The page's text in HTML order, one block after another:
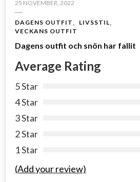
25 NOVEMBER, 2022
DAGENS OUTFIT
LIVSSTIL
VECKANS OUTFIT
Dagens outfit och snön har fallit
Average Rating
5 Star
4 Star
3 Star
2 Star
1 Star
(Add your review)